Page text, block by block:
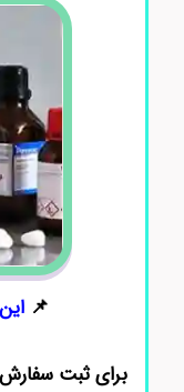
این
برای ثبت سفارش